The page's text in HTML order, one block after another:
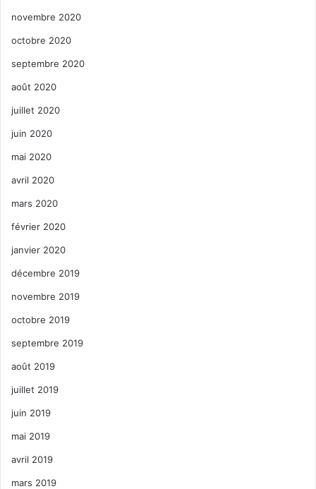
novembre 2020
octobre 2020
septembre 2020
août 2020
juillet 2020
juin 2020
mai 2020
avril 2020
mars 2020
février 2020
janvier 2020
décembre 2019
novembre 2019
octobre 2019
septembre 2019
août 2019
juillet 2019
juin 2019
mai 2019
avril 2019
mars 2019